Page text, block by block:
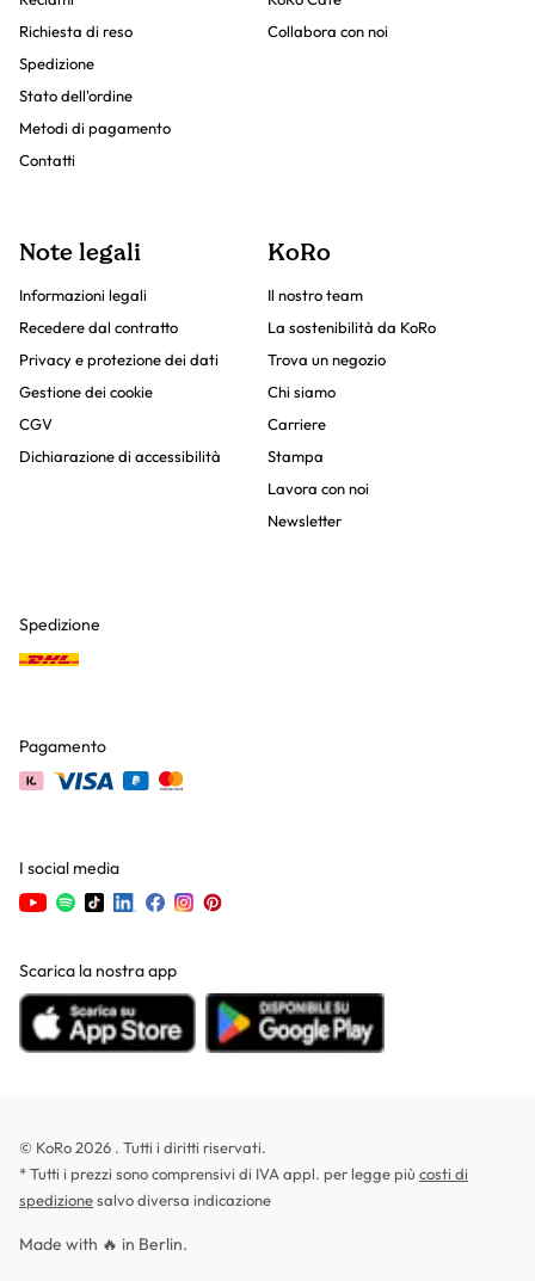
Richiesta di reso
Spedizione
Stato dell'ordine
Metodi di pagamento
Contatti
Collabora con noi
Note legali
Informazioni legali
Recedere dal contratto
Privacy e protezione dei dati
Gestione dei cookie
CGV
Dichiarazione di accessibilità
KoRo
Il nostro team
La sostenibilità da KoRo
Trova un negozio
Chi siamo
Carriere
Stampa
Lavora con noi
Newsletter
Spedizione
Pagamento
I social media
Scarica la nostra app
© KoRo 2026 . Tutti i diritti riservati.
* Tutti i prezzi sono comprensivi di IVA appl. per legge più costi di
spedizionesalvo diversa indicazione
Made with 🔥 in Berlin.